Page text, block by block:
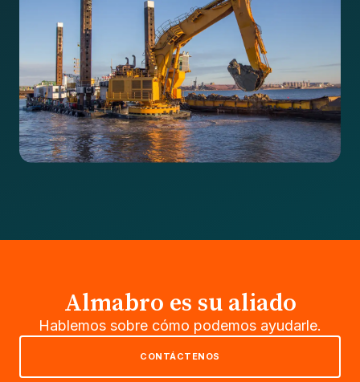
Almabro es su aliado
Hablemos sobre cómo podemos ayudarle.
CONTÁCTENOS